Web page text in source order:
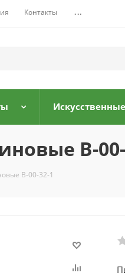
Контакты ...
В-00-
В-00-32-1